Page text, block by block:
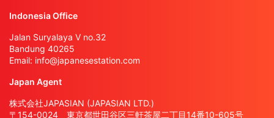
Indonesia Office
Jalan Suryalaya V no.32
Bandung 40265
Email: info@japanesestation.com
Japan Agent
株式会社JAPASIAN (JAPASIAN LTD.)
〒154-0024 東京都世田谷区三軒茶屋二丁目14番10-605号